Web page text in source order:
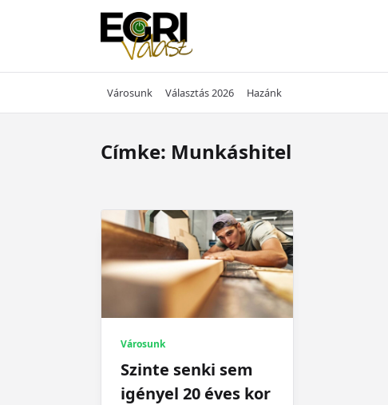
Városunk Választás 2026 Hazánk
Címke: Munkáshitel
Városunk
Szinte senki sem
igényel 20 éves kor